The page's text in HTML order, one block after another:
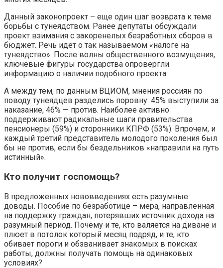
Данный законопроект – еще один шаг возврата к теме
борьбы с тунеядством. Ранее депутаты обсуждали
проект взимания с закоренелых безработных сборов в
бюджет. Речь идет о так называемом «налоге на
тунеядство». После волны общественного возмущения,
ключевые фигуры государства опровергли
информацию о наличии подобного проекта.
А между тем, по данным ВЦИОМ, мнения россиян по
поводу тунеядцев разделись поровну: 45% выступили за
наказание, 46% — против. Наиболее активно
поддерживают радикальные шаги правительства
пенсионеры (59%) и сторонники КПРФ (53%). Впрочем, и
каждый третий представитель молодого поколения был
бы не против, если бы бездельников «направили на путь
истинный».
Кто получит госпомощь?
В предложенных нововведениях есть разумные
доводы. Пособие по безработице – мера, направленная
на поддержку граждан, потерявших источник дохода на
разумный период. Почему и те, кто валяется на диване и
плюет в потолок который месяц подряд, и те, кто
обивает пороги и обзванивает знакомых в поисках
работы, должны получать помощь на одинаковых
условиях?